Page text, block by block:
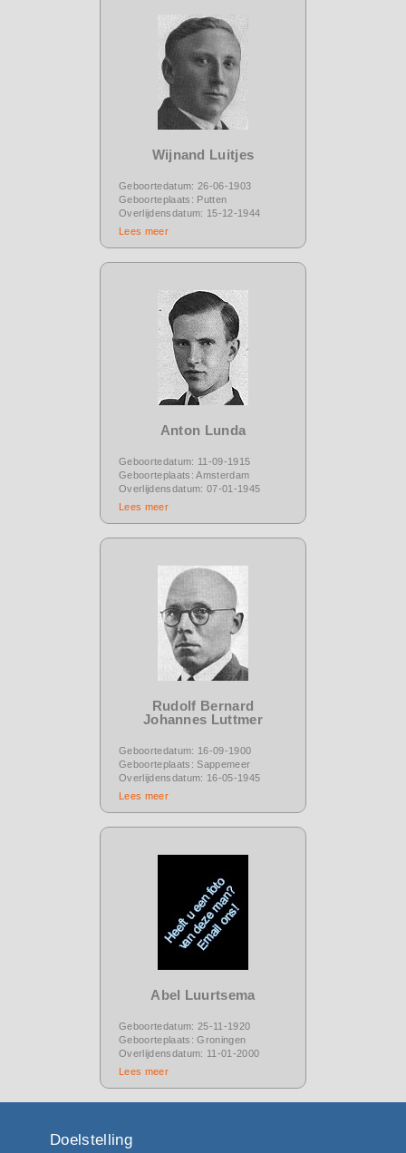
Wijnand Luitjes
Geboortedatum: 26-06-1903
Geboorteplaats: Putten
Overlijdensdatum: 15-12-1944
Lees meer
Anton Lunda
Geboortedatum: 11-09-1915
Geboorteplaats: Amsterdam
Overlijdensdatum: 07-01-1945
Lees meer
Rudolf Bernard
Johannes Luttmer
Geboortedatum: 16-09-1900
Geboorteplaats: Sappemeer
Overlijdensdatum: 16-05-1945
Lees meer
Abel Luurtsema
Geboortedatum: 25-11-1920
Geboorteplaats: Groningen
Overlijdensdatum: 11-01-2000
Lees meer
Doelstelling